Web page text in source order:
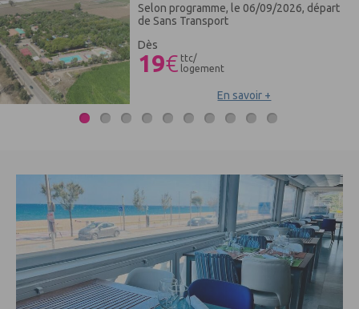
Selon programme, le 06/09/2026, départ
de Sans Transport
Dès
19€ ttc/
logement
En savoir +